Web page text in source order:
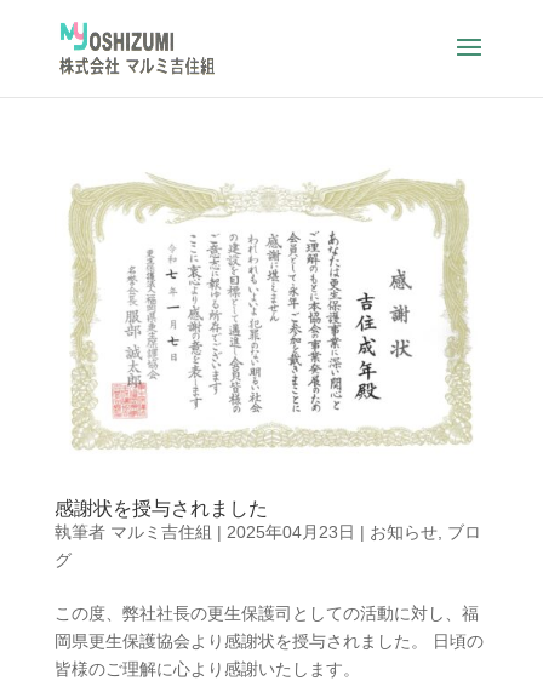
感謝状を授与されました
執筆者 マルミ吉住組 | 2025年04月23日 | お知らせ, ブロ
グ
この度、弊社社長の更生保護司としての活動に対し、福
岡県更生保護協会より感謝状を授与されました。 日頃の
皆様のご理解に心より感謝いたします。